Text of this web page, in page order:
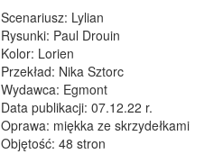
Scenariusz: Lylian
Rysunki: Paul Drouin
Kolor: Lorien
Przekład: Nika Sztorc
Wydawca: Egmont
Data publikacji: 07.12.22 r.
Oprawa: miękka ze skrzydełkami
Objętość: 48 stron